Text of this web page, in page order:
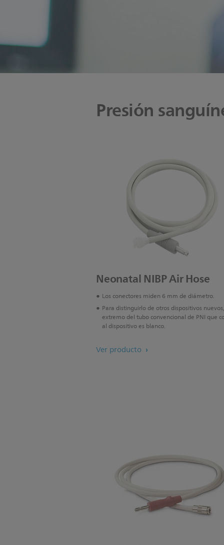
Presión
Neonatal NIBP Air Hose
Los conectores miden 6 mm de diámetro.
Para distinguirlo de otros dispositivos
extremo del tubo convencional de PNI que
al dispositivo es blanco.
Ver producto